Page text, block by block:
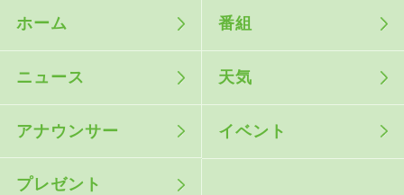
ホーム 番組
ニュース 天気
アナウンサー イベント
プレゼント